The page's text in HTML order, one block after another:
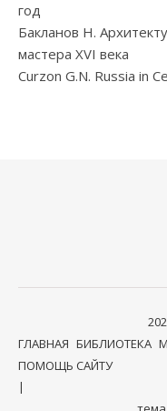
год
Бакланов Н.
мастера XVI века
Curzon G.N. Russia in
ГЛАВНАЯ БИБЛИОТЕКА
ПОМОЩЬ САЙТУ